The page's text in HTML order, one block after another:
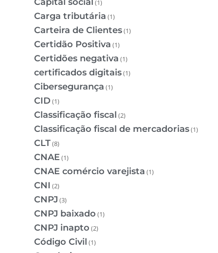
(1)
Carga tributária (1)
Carteira de Clientes(1)
Certidão Positiva (1)
Certidões negativa (1)
certificados digitais(1)
Cibersegurança (1)
CID (1)
Classificação fiscal (2)
Classificação fiscal de mercadorias(1)
CLT(8)
CNAE(1)
CNAE comércio varejista (1)
CNI (2)
CNPJ (3)
CNPJ baixado (1)
CNPJ inapto (2)
Código Civil (1)